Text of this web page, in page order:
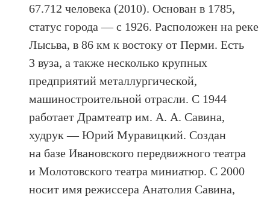
67.712 человека (2010). Основан в 1785,
статус города — c 1926. Расположен на реке
Лысьва, в 86 км к востоку от Перми. Есть
3 вуза, а также несколько крупных
предприятий металлургической,
машиностроительной отрасли. C 1944
работает Драмтеатр им. А. А. Савина,
худрук — Юрий Муравицкий. Создан
на базе Ивановского передвижного театра
и Молотовского театра миниатюр. C 2000
носит имя режиссера Анатолия Савина,